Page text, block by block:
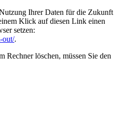
Ihrer Daten für die Zukunft
Klick auf diesen Link einen
setzen:
out/.
Rechner löschen, müssen Sie den